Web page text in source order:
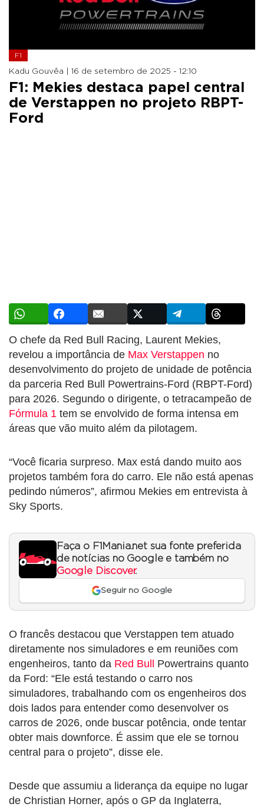
F1
Kadu Gouvêa | 16 de setembro de 2025 - 12:10
F1: Mekies destaca papel central
de Verstappen no projeto RBPT-
Ford
O chefe da Red Bull Racing, Laurent Mekies,
revelou a importância de Max Verstappen no
desenvolvimento do projeto de unidade de potência
da parceria Red Bull Powertrains-Ford (RBPT-Ford)
para 2026. Segundo o dirigente, o tetracampeão de
Fórmula 1 tem se envolvido de forma intensa em
áreas que vão muito além da pilotagem.
“Você ficaria surpreso. Max está dando muito aos
projetos também fora do carro. Ele não está apenas
pedindo números”, afirmou Mekies em entrevista à
Sky Sports.
Faça o F1Mania.net sua fonte preferida
de notícias no Google e também no
Google Discover.
Seguir no Google
O francês destacou que Verstappen tem atuado
diretamente nos simuladores e em reuniões com
engenheiros, tanto da Red Bull
Powertrains quanto
da Ford: “Ele está testando o carro nos
simuladores, trabalhando com os engenheiros dos
dois lados para entender como desenvolver os
carros de 2026, onde buscar potência, onde tentar
obter mais downforce. É assim que ele se tornou
central para o projeto”, disse ele.
Desde que assumiu a liderança da equipe no lugar
de Christian Horner, após o GP da Inglaterra,